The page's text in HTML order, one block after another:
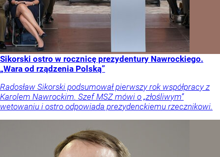
Sikorski ostro w rocznicę prezydentury Nawrockiego.
„Wara od rządzenia Polską”
Radosław Sikorski podsumował pierwszy rok współpracy z
Karolem Nawrockim. Szef MSZ mówi o „złośliwym”
wetowaniu i ostro odpowiada prezydenckiemu rzecznikowi.